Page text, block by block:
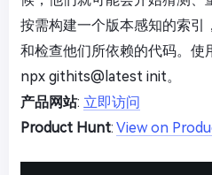
按需构建一个版本感知的索引
和检查他们所依赖的代码。使
npx githits@latest init。
产品网站: 立即访问
Product Hunt: View on